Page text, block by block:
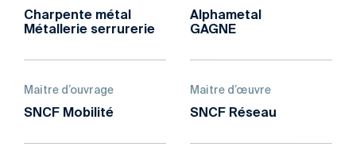
Charpente métal
Métallerie serrurerie
Alphametal
GAGNE
Maitre d’ouvrage
SNCF Mobilité
Maitre d’œuvre
SNCF Réseau